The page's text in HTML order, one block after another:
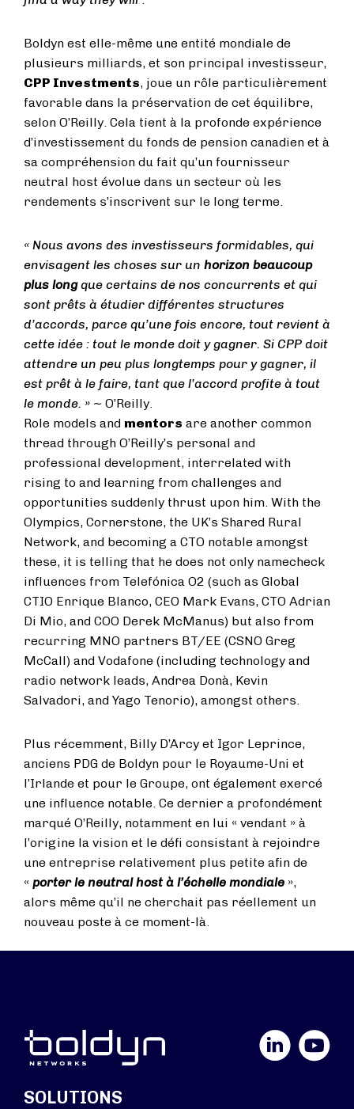
Boldyn est elle-même une entité mondiale de
plusieurs milliards, et son principal investisseur,
CPP Investments, joue un rôle particulièrement
favorable dans la préservation de cet équilibre,
selon O’Reilly. Cela tient à la profonde expérience
d’investissement du fonds de pension canadien et à
sa compréhension du fait qu’un fournisseur
neutral host évolue dans un secteur où les
rendements s’inscrivent sur le long terme.
« Nous avons des investisseurs formidables, qui
envisagent les choses sur un horizon beaucoup
plus longque certains de nos concurrents et qui
sont prêts à étudier différentes structures
d’accords, parce qu’une fois encore, tout revient à
cette idée : tout le monde doit y gagner. Si CPP doit
attendre un peu plus longtemps pour y gagner, il
est prêt à le faire, tant que l’accord profite à tout
le monde. » ~ O’Reilly.
Role models and mentors are another common
thread through O’Reilly’s personal and
professional development, interrelated with
rising to and learning from challenges and
opportunities suddenly thrust upon him. With the
Olympics, Cornerstone, the UK’s Shared Rural
Network, and becoming a CTO notable amongst
these, it is telling that he does not only namecheck
influences from Telefónica O2 (such as Global
CTIO Enrique Blanco, CEO Mark Evans, CTO Adrian
Di Mio, and COO Derek McManus) but also from
recurring MNO partners BT/EE (CSNO Greg
McCall) and Vodafone (including technology and
radio network leads, Andrea Donà, Kevin
Salvadori, and Yago Tenorio), amongst others.
Plus récemment, Billy D’Arcy et Igor Leprince,
anciens PDG de Boldyn pour le Royaume-Uni et
l’Irlande et pour le Groupe, ont également exercé
une influence notable. Ce dernier a profondément
marqué O’Reilly, notamment en lui « vendant » à
l’origine la vision et le défi consistant à rejoindre
une entreprise relativement plus petite afin de
« porter le neutral host à l’échelle mondiale »,
alors même qu’il ne cherchait pas réellement un
nouveau poste à ce moment-là.
YouTube
SOLUTIONS